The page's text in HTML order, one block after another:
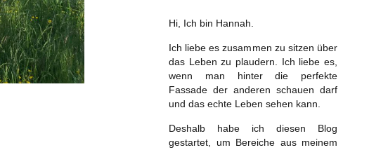
Hi, Ich bin Hannah.
Ich liebe es zusammen zu sitzen über
das Leben zu plaudern. Ich liebe es,
wenn man hinter die perfekte
Fassade der anderen schauen darf
und das echte Leben sehen kann.
Deshalb habe ich diesen Blog
gestartet, um Bereiche aus meinem